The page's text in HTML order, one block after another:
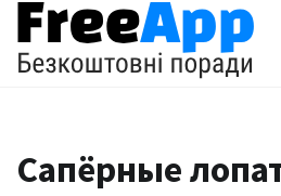
Перейти
до
вмісту
Сапёрные